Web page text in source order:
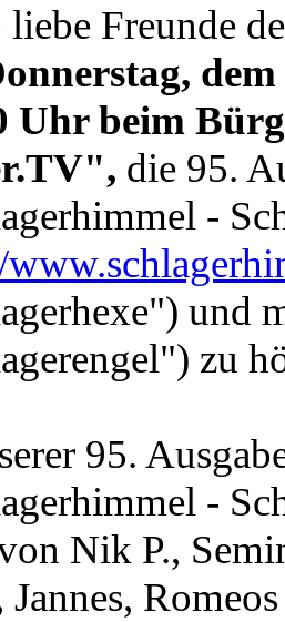
Freunde
dem
Uhr beim
die 95.
-
und
zu
95.
-
Nik P.,
Jannes,